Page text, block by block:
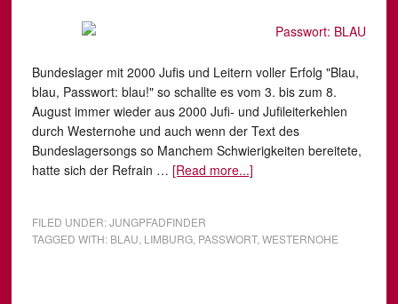
Bundeslager mit 2000 Jufis und Leitern voller Erfolg "Blau,
blau, Passwort: blau!" so schallte es vom 3. bis zum 8.
August immer wieder aus 2000 Jufi- und Jufileiterkehlen
durch Westernohe und auch wenn der Text des
Bundeslagersongs so Manchem Schwierigkeiten bereitete,
hatte sich der Refrain … [Read more...]
FILED UNDER:JUNGPFADFINDER
TAGGED WITH: BLAU LIMBURG, PASSWORT, WESTERNOHE